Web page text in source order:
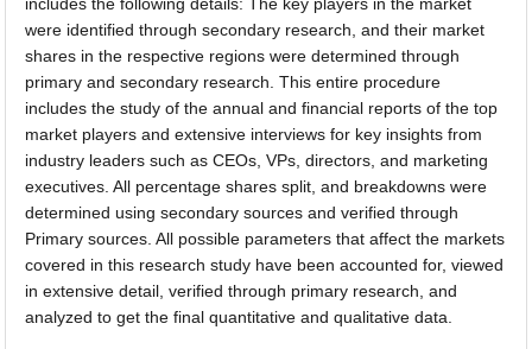
were identified through secondary research, and their market
shares in the respective regions were determined through
primary and secondary research. This entire procedure
includes the study of the annual and financial reports of the top
market players and extensive interviews for key insights from
industry leaders such as CEOs, VPs, directors, and marketing
executives. All percentage shares split, and breakdowns were
determined using secondary sources and verified through
Primary sources. All possible parameters that affect the markets
covered in this research study have been accounted for, viewed
in extensive detail, verified through primary research, and
analyzed to get the final quantitative and qualitative data.